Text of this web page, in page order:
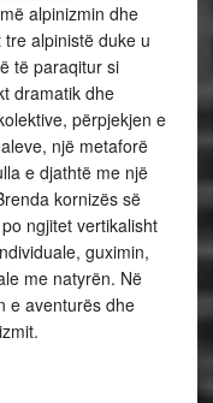
alpinizmin dhe
alpinistë duke u
të paraqitur si
dramatik dhe
përpjekjen e
një metaforë
e djathtë me një
kornizës së
ngjitet vertikalisht
guximin,
me natyrën. Në
e aventurës dhe